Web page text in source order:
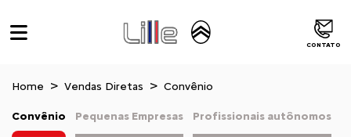
CONTATO
Home Vendas Diretas Convênio
Pequenas Empresas Profissionais autônomos
Convênio